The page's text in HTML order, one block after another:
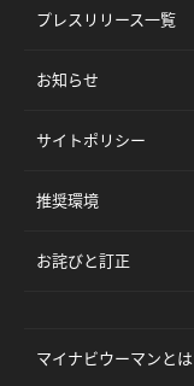
プレスリリース一覧
お知らせ
サイトポリシー
推奨環境
お詫びと訂正
マイナビウーマンとは